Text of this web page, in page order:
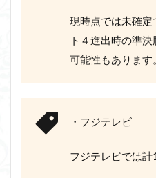
現時点では未確定
ト４進出時の準
可能性もあります。
・フジテレビ
フジテレビでは計